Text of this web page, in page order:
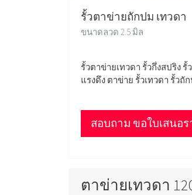
รั้วตาข่ายถักปม เทวดา
ขนาดลวด 2.5 มิล
รั้วตาข่ายเทวดา รั้วกึ่งสปริง รั้
แรงดึง ตาข่าย รั้วเทวดา รั้วถั
สอบถาม ขอใบเสนอร
ตาข่ายเทวดา